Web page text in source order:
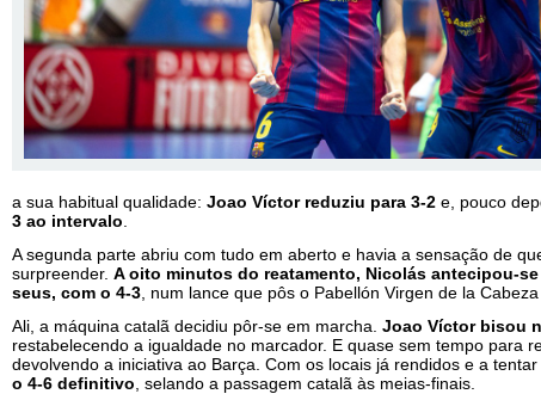
a sua habitual qualidade: Joao Víctor reduziu para 3-2 e, pouco
3 ao intervalo
A segunda parte abriu com tudo em aberto e havia a sensação de
surpreender. A oito minutos do reatamento, Nicolás antecipou-
seus, com o 4-3 , num lance que pôs o Pabellón Virgen de la
Ali, a máquina catalã decidiu pôr-se em marcha. Joao Víctor bisou
restabelecendo a igualdade no marcador. E quase sem tempo para
devolvendo a iniciativa ao Barça. Com os locais já rendidos e a
o 4-6 definitivo , selando a passagem catalã às meias-finais.